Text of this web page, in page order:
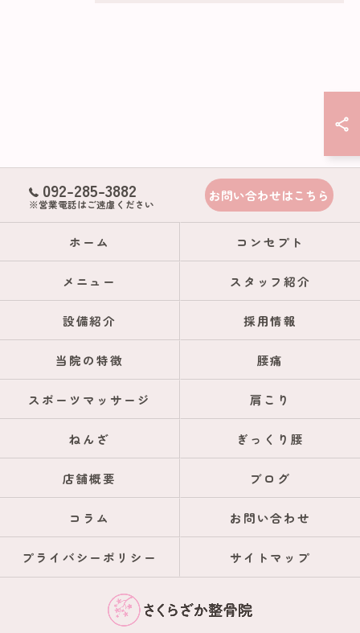
092-285-3882
※営業電話はご遠慮ください
お問い合わせはこちら
ホーム コンセプト
メニュー スタッフ紹介
設備紹介 採用情報
当院の特徴 腰痛
スポーツマッサージ 肩こり
ねんざ ぎっくり腰
店舗概要 ブログ
コラム お問い合わせ
プライバシーポリシー サイトマップ